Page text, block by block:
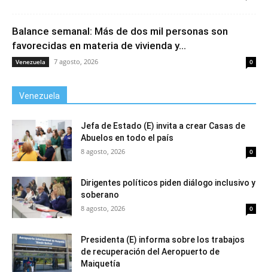
Balance semanal: Más de dos mil personas son
favorecidas en materia de vivienda y...
Venezuela 7 agosto, 2026 0
Venezuela
Jefa de Estado (E) invita a crear Casas de
Abuelos en todo el país
8 agosto, 2026 0
Dirigentes políticos piden diálogo inclusivo y
soberano
8 agosto, 2026 0
Presidenta (E) informa sobre los trabajos
de recuperación del Aeropuerto de
Maiquetía